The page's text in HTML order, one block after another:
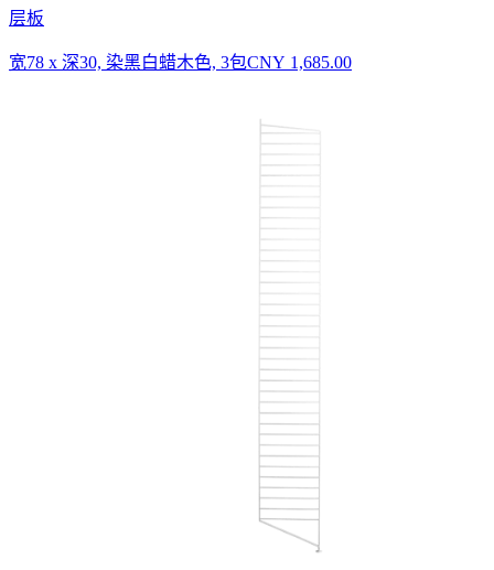
层板
宽78 x 深30, 染黑白蜡木色, 3包CNY 1,685.00